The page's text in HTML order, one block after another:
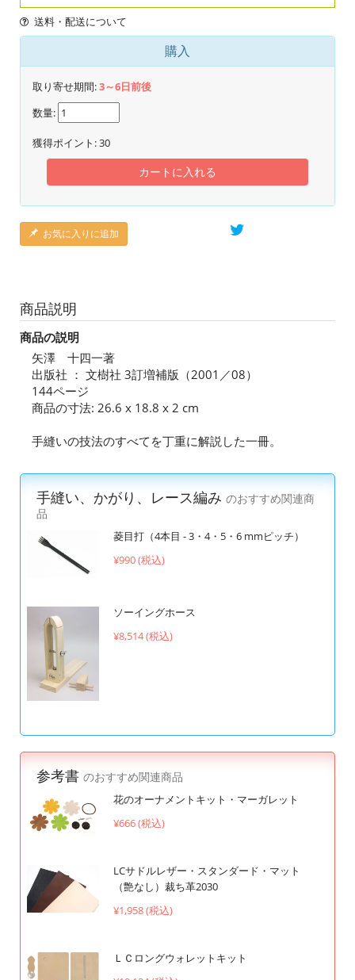
送料・配送について
購入
取り寄せ期間:3～6日前後
数量:
獲得ポイント:30
カートに入れる
お気に入りに追加
商品説明
商品の説明
矢澤 十四一著
出版社 ： 文樹社 3訂増補版（2001／08）
144ページ
商品の寸法: 26.6 x 18.8 x 2 cm
手縫いの技法のすべてを丁重に解説した一冊。
手縫い、かがり、レース編み のおすすめ関連商
品
菱目打（4本目 - 3・4・5・6 mmピッチ）
¥990 (税込)
ソーイングホース
¥8,514 (税込)
参考書 のおすすめ関連商品
花のオーナメントキット・マーガレット
¥666 (税込)
LCサドルレザー・スタンダード・マット
（艶なし）裁ち革2030
¥1,958 (税込)
ＬＣロングウォレットキット